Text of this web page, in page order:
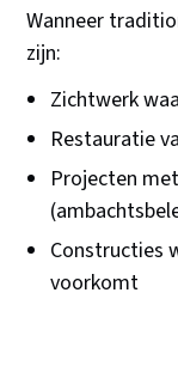
Wanneer
zijn:
Zichtwerk
Restauratie
Projecten
Constructies
voorkomt